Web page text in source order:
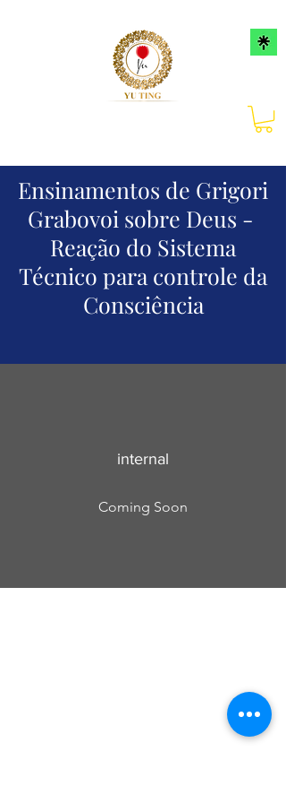
Ensinamentos de Grigori
Grabovoi sobre Deus -
Reação do Sistema
Técnico para controle da
Consciência
internal
Coming Soon
Termos e Condições Política da loja Política